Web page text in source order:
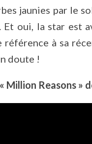
jaunies par le
oui, la star est
à sa
doute !
Million Reasons »